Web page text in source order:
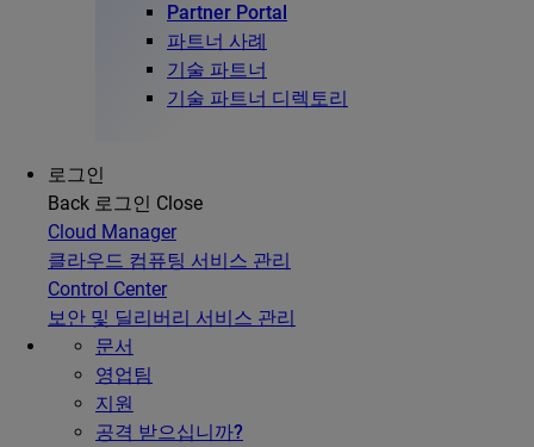
Partner Portal
파트너 사례
기술 파트너
기술 파트너 디렉토리
로그인
Back 로그인 Close
Cloud Manager
클라우드 컴퓨팅 서비스 관리
Control Center
보안 및 딜리버리 서비스 관리
문서
영업팀
지원
공격 받으십니까?